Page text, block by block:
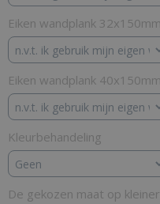
Eiken wandplank
Eiken wandplank
Kleurbehandeling
De gekozen maat op